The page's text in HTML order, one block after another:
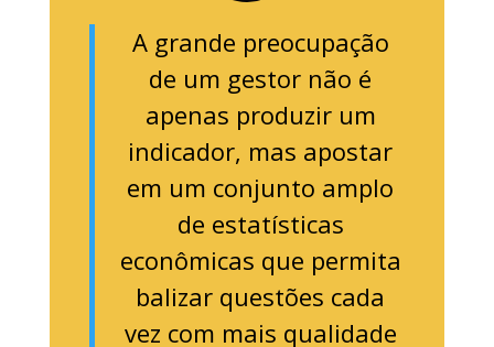
A grande preocupação
de um gestor não é
apenas produzir um
indicador, mas apostar
em um conjunto amplo
de estatísticas
econômicas que permita
balizar questões cada
vez com mais qualidade